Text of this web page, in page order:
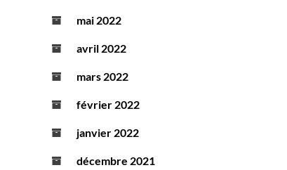
mai 2022
avril 2022
mars 2022
février 2022
janvier 2022
décembre 2021